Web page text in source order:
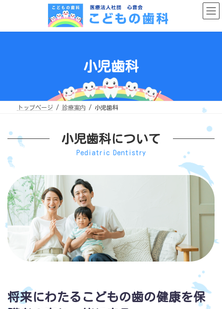
ツ
シ
小児歯科
トップページ 診療案内 小児歯科
小児歯科について
Pediatric Dentistry
将来にわたるこどもの歯の健康を保